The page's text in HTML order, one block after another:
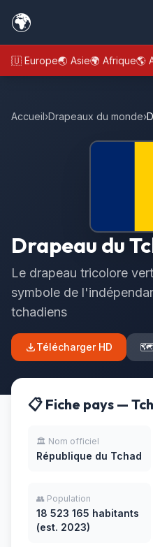
🌍
🇪🇺 Europe🌏 Asie🌍 Afrique🌎
Accueil›Drapeaux du monde›
Drapeau du
Le drapeau tricolore
symbole de
tchadiens
Télécharger HD 🗺️
📋 Fiche pays —
🏛️ Nom officiel
République du Tchad
👥 Population
18 523 165 habitants
(est. 2023)